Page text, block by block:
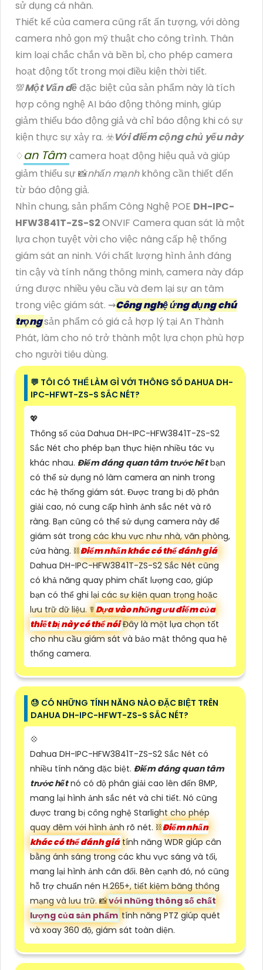
sử dụng cá nhân.
Thiết kế của camera cũng rất ấn tượng, với dòng
camera nhỏ gọn mỹ thuật cho công trình. Thân
kim loại chắc chắn và bền bỉ, cho phép camera
hoạt động tốt trong mọi điều kiện thời tiết.
💯Một Vấn đềđặc biệt của sản phẩm này là tích
hợp công nghệ AI báo động thông minh, giúp
giảm thiểu báo động giả và chỉ báo động khi có sự
kiện thực sự xảy ra. ☣️Với điểm cộng chủ yếu này
♢an Tâm camera hoạt động hiệu quả và giúp
giảm thiểu sự 📸nhấn mạnhkhông cần thiết đến
từ báo động giả.
Nhìn chung, sản phẩm Công Nghệ POE DH-IPC-
HFW3841T-ZS-S2ONVIF Camera quan sát là một
lựa chọn tuyệt vời cho việc nâng cấp hệ thống
giám sát an ninh. Với chất lượng hình ảnh đáng
tin cậy và tính năng thông minh, camera này đáp
ứng được nhiều yêu cầu và đem lại sự an tâm
trong việc giám sát. ⇝Công nghệ ứng dụng chú
trọngsản phẩm có giá cả hợp lý tại An Thành
Phát, làm cho nó trở thành một lựa chọn phù hợp
cho người tiêu dùng.
️💬 TÔI CÓ THỂ LÀM GÌ VỚI THÔNG SỐ DAHUA DH-
IPC-HFWT-ZS-S SẮC NÉT?
💖
Thông số của Dahua DH-IPC-HFW3841T-ZS-S2
Sắc Nét cho phép bạn thực hiện nhiều tác vụ
khác nhau. Điểm đáng quan tâm trước hếtbạn
có thể sử dụng nó làm camera an ninh trong
các hệ thống giám sát. Được trang bị độ phân
giải cao, nó cung cấp hình ảnh sắc nét và rõ
ràng. Bạn cũng có thể sử dụng camera này để
giám sát trong các khu vực như nhà, văn phòng,
cửa hàng. ⛓Điểm nhấn khác có thể đánh giá
Dahua DH-IPC-HFW3841T-ZS-S2 Sắc Nét cũng
có khả năng quay phim chất lượng cao, giúp
bạn có thể ghi lại các sự kiện quan trọng hoặc
lưu trữ dữ liệu. ☤Dựa vào những ưu điểm của
thiết bị này có thể nóiĐây là một lựa chọn tốt
cho nhu cầu giám sát và bảo mật thông qua hệ
thống camera.
😓 CÓ NHỮNG TÍNH NĂNG NÀO ĐẶC BIỆT TRÊN
DAHUA DH-IPC-HFWT-ZS-S SẮC NÉT?
💠
Dahua DH-IPC-HFW3841T-ZS-S2 Sắc Nét có
nhiều tính năng đặc biệt. Điểm đáng quan tâm
trước hếtnó có độ phân giải cao lên đến 8MP,
mang lại hình ảnh sắc nét và chi tiết. Nó cũng
được trang bị công nghệ Starlight cho phép
quay đêm với hình ảnh rõ nét. ⛓Điểm nhấn
khác có thể đánh giá tính năng WDR giúp cân
bằng ánh sáng trong các khu vực sáng và tối,
mang lại hình ảnh cân đối. Bên cạnh đó, nó cũng
hỗ trợ chuẩn nén H.265+, tiết kiệm băng thông
mạng và lưu trữ. 📸với những thông số chất
lượng của sản phẩmtính năng PTZ giúp quét
và xoay 360 độ, giám sát toàn diện.